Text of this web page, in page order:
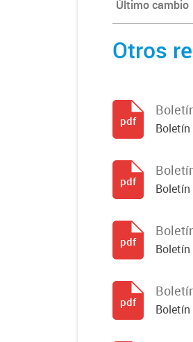
Último cambio
Otros
pdf
pdf
Boletín
pdf
Boletín
pdf